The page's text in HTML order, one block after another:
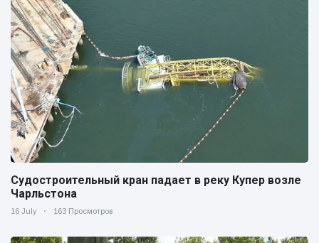
Судостроительный кран падает в реку Купер возле
Чарльстона
16 July 163 Просмотров